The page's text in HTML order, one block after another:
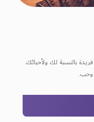
بالنسبة لك ولأحبائك.
وحب.